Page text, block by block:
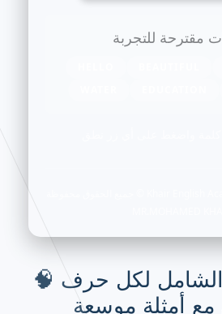
🧠 دليل النطق الشامل لكل حرف
مع أمثلة موسعة